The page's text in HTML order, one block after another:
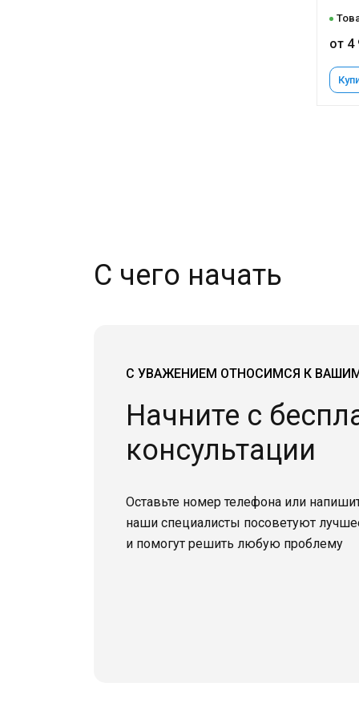
от 4
С чего начать
С УВАЖЕНИЕМ ОТНОСИМСЯ К
Начните с
консультации
Оставьте номер телефона или
наши специалисты посоветуют
и помогут решить любую проблему